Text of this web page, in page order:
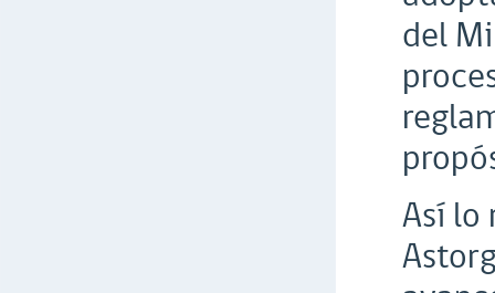
del
Así lo